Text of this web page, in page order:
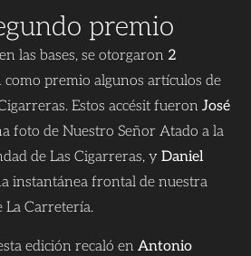
premio
las bases, se otorgaron 2
premio algunos artículos de
Estos accésit fueron José
foto de Nuestro Señor Atado a la
de Las Cigarreras, y Daniel
instantánea frontal de nuestra
La Carretería.
edición recaló en Antonio